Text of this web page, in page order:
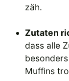
zäh.
Zutaten
dass alle
Muffins